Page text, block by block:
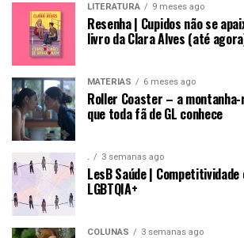
LITERATURA 9 meses ago
Resenha | Cupidos não se
livro da Clara Alves (até
MATÉRIAS 6 meses ago
Roller Coaster – a
que toda fã de GL conhece
. 3 semanas ago
LesB Saúde |
LGBTQIA+
COLUNAS 3 semanas ago